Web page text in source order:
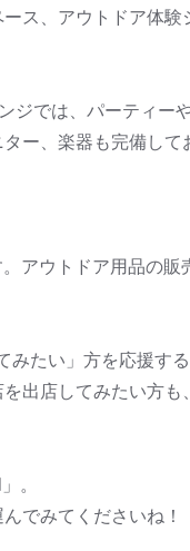
ス、アウトドア体験
ジでは、パーティー
ー、楽器も完備し
アウトドア用品の販
たい」方を応援す
出店してみたい方も
。
でみてくださいね！